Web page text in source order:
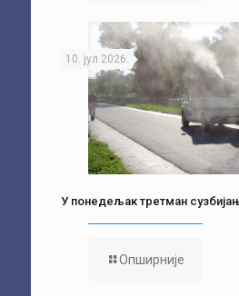
10. јул 2026.
У понедељак третман
Опширније